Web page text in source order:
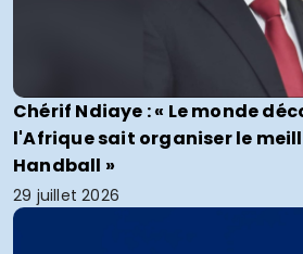
Chérif Ndiaye : « Le monde
l'Afrique sait organiser le
Handball »
29 juillet 2026